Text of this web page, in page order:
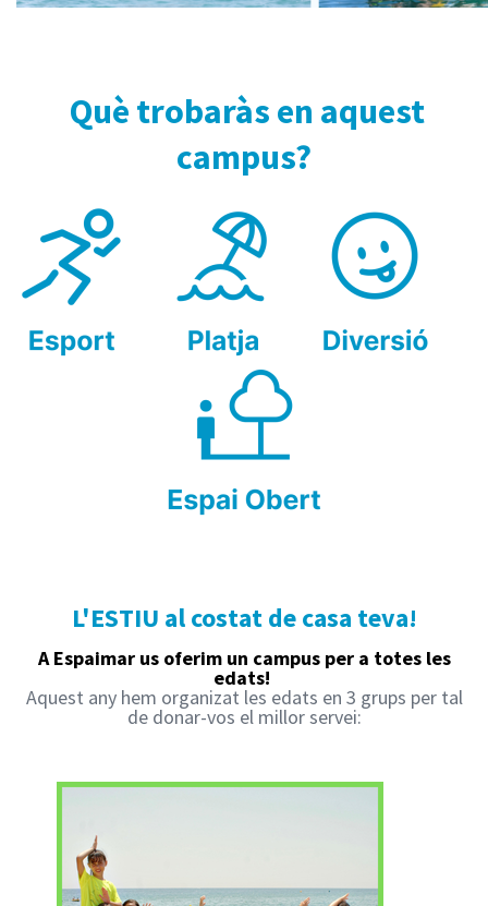
Què trobaràs en aquest
campus?
L'ESTIU al costat de casa teva!
A Espaimar us oferim un campus per a totes les
edats!
Aquest any hem organizat les edats en 3 grups per tal
de donar-vos el millor servei: